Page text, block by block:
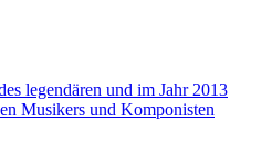
legendären und im Jahr 2013
Musikers und Komponisten